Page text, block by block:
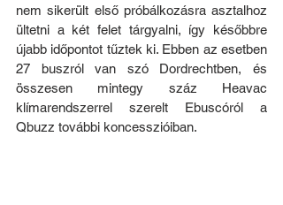
nem sikerült első próbálkozásra asztalhoz
ültetni a két felet tárgyalni, így későbbre
újabb időpontot tűztek ki. Ebben az esetben
27 buszról van szó Dordrechtben, és
összesen mintegy száz Heavac
klímarendszerrel szerelt Ebuscóról a
Qbuzz további koncesszióiban.